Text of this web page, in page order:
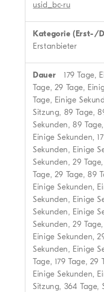
usid_bc-ru
Erstanbieter
179 Tage,
Tage, 29 Tage,
Tage, Einige
Sitzung, 89 Tage,
Sekunden, 89
Einige Sekunden,
Sekunden, Einige
Sekunden, 29
Tage, 29 Tage, 89
Einige Sekunden,
Sekunden, Einige
Sekunden, Einige
Sekunden, 29
Einige Sekunden,
Sekunden, Einige
Tage, 179 Tage, 29
Einige Sekunden,
Sitzung, 364 Tage,